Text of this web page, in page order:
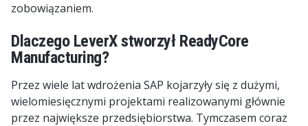
zobowiązaniem.
Dlaczego LeverX stworzył ReadyCore
Manufacturing?
Przez wiele lat wdrożenia SAP kojarzyły się z dużymi,
wielomiesięcznymi projektami realizowanymi głównie
przez największe przedsiębiorstwa. Tymczasem coraz